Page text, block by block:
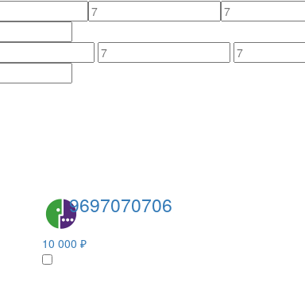
9697070706
10 000 ₽